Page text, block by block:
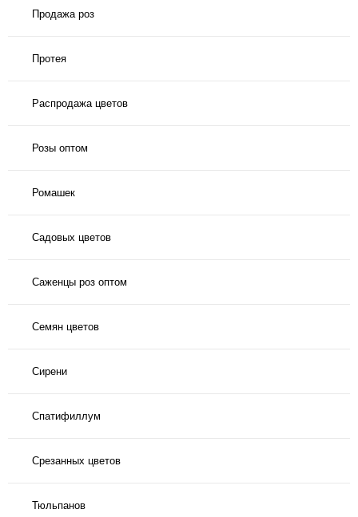
Продажа роз
Протея
Распродажа цветов
Розы оптом
Ромашек
Садовых цветов
Саженцы роз оптом
Семян цветов
Сирени
Спатифиллум
Срезанных цветов
Тюльпанов